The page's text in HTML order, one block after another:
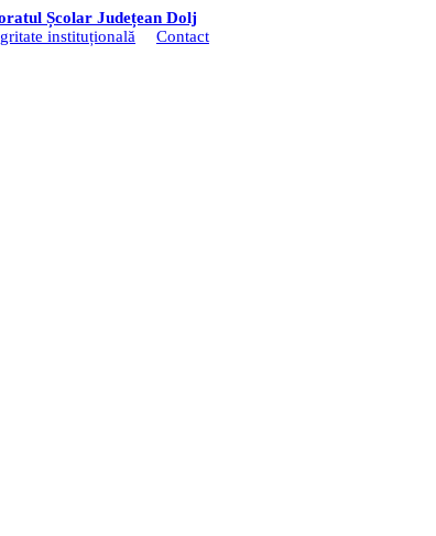
Școlar Județean Dolj
instituțională Contact